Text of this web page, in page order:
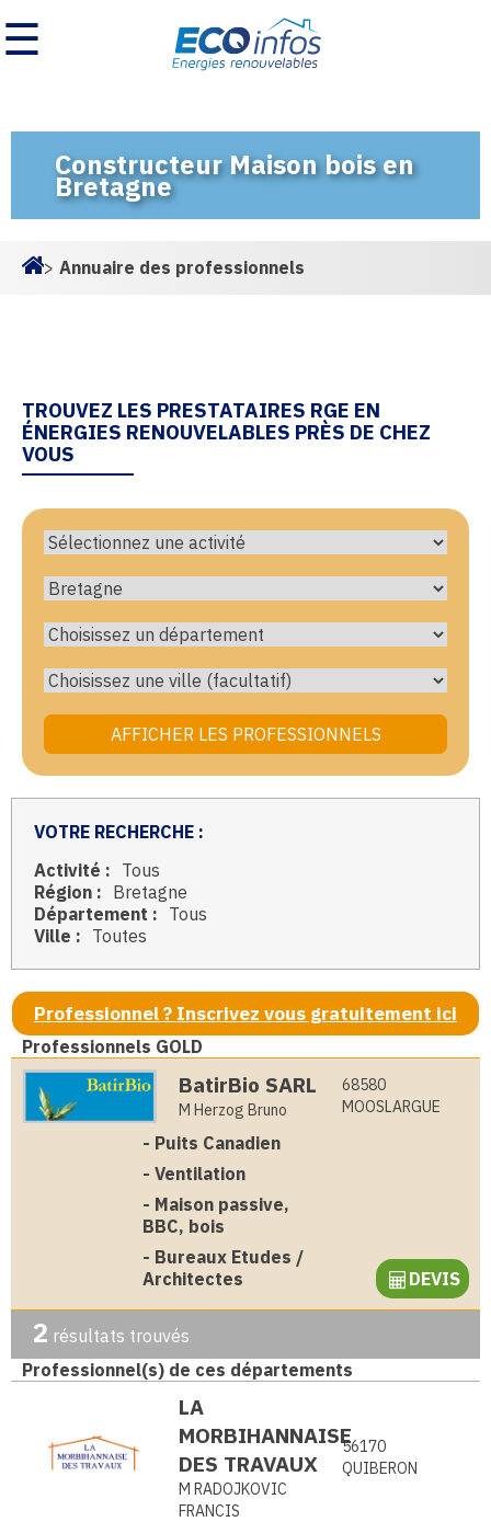
☰
Constructeur Maison bois en
Bretagne
> Annuaire des professionnels
TROUVEZ LES PRESTATAIRES RGE EN
ÉNERGIES RENOUVELABLES PRÈS DE CHEZ
VOUS
VOTRE RECHERCHE :
Activité : Tous
Région : Bretagne
Département : Tous
Ville : Toutes
Professionnel ? Inscrivez vous gratuitement ici
Professionnels GOLD
BatirBio SARL
M Herzog Bruno
68580
MOOSLARGUE
- Puits Canadien
- Ventilation
- Maison passive,
BBC, bois
- Bureaux Etudes /
Architectes
DEVIS
2 résultats trouvés
Professionnel(s) de ces départements
LA
MORBIHANNAISE
DES TRAVAUX
M RADOJKOVIC
FRANCIS
56170
QUIBERON